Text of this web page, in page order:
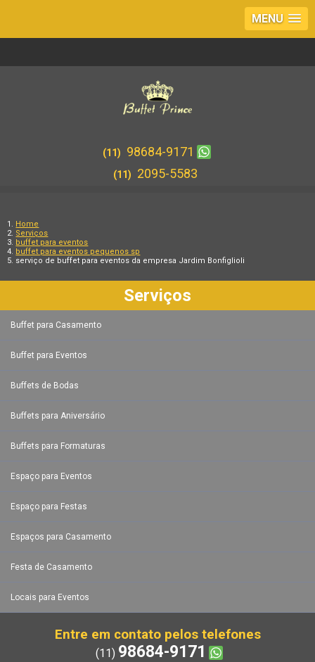
MENU
(11) 98684-9171
(11) 2095-5583
Home
Serviços
buffet para eventos
buffet para eventos pequenos sp
serviço de buffet para eventos da empresa Jardim Bonfiglioli
Serviços
Buffet para Casamento
Buffet para Eventos
Buffets de Bodas
Buffets para Aniversário
Buffets para Formaturas
Espaço para Eventos
Espaço para Festas
Espaços para Casamento
Festa de Casamento
Locais para Eventos
Entre em contato pelos telefones
(11) 98684-9171